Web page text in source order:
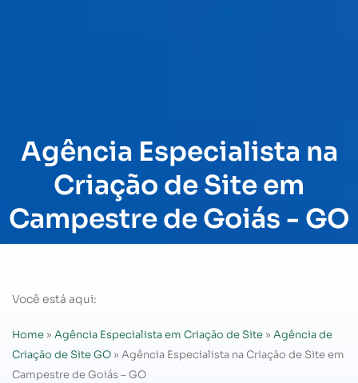
Agência Especialista na
Criação de Site em
Campestre de Goiás - GO
Você está aqui:
Home » Agência Especialista em Criação de Site » Agência de
Criação de Site GO » Agência Especialista na Criação de Site em
Campestre de Goiás – GO